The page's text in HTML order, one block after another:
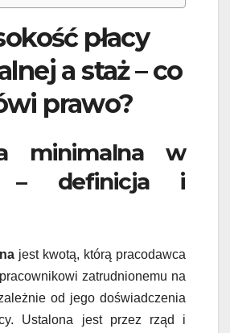
płacy
a staż – co
prawo?
minimalna w
– definicja i
jest kwotą, którą pracodawca
zatrudnionemu na
od jego doświadczenia
Ustalona jest przez rząd i